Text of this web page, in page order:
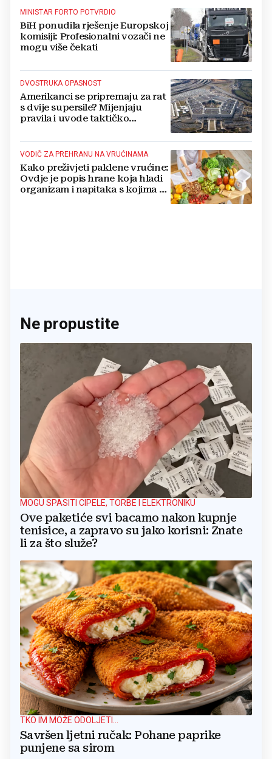
MINISTAR FORTO POTVRDIO
BiH ponudila rješenje Europskoj
komisiji: Profesionalni vozači ne
mogu više čekati
DVOSTRUKA OPASNOST
Amerikanci se pripremaju za rat
s dvije supersile? Mijenjaju
pravila i uvode taktičko
VODIČ ZA PREHRANU NA VRUĆINAMA
Kako preživjeti paklene vrućine:
Ovdje je popis hrane koja hladi
organizam i napitaka s kojima si
Ne propustite
MOGU SPASITI CIPELE, TORBE I ELEKTRONIKU
Ove paketiće svi bacamo nakon kupnje
tenisice, a zapravo su jako korisni: Znate
li za što služe?
TKO IM MOŽE ODOLJETI...
Savršen ljetni ručak: Pohane paprike
punjene sa sirom